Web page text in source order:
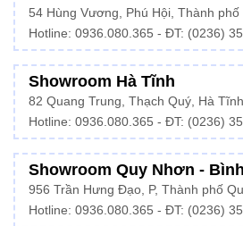
54 Hùng Vương, Phú Hội, Thành
Hotline: 0936.080.365 - ĐT: (0236)
Showroom Hà Tĩnh
82 Quang Trung, Thạch Quý, Hà Tĩnh
Hotline: 0936.080.365 - ĐT: (0236)
Showroom Quy Nhơn -
956 Trần Hưng Đạo, P, Thành phố
Hotline: 0936.080.365 - ĐT: (0236)